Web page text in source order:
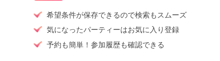
希望条件が保存できるので検索もスムーズ
気になったパーティーはお気に入り登録
予約も簡単！参加履歴も確認できる